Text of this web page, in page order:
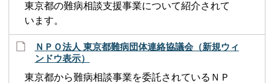
東京都の難病相談支援事業について紹介されて
います。
ＮＰＯ法人 東京都難病団体連絡協議会（新規ウィ
ンドウ表示）
東京都から難病相談事業を委託されているＮＰ